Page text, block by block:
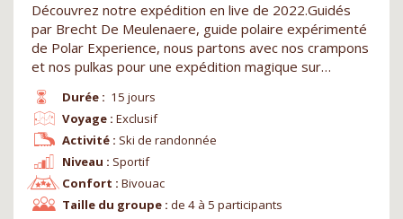
Découvrez notre expédition en live de 2022.Guidés
par Brecht De Meulenaere, guide polaire expérimenté
de Polar Experience, nous partons avec nos crampons
et nos pulkas pour une expédition magique sur…
Durée : 15 jours
Niveau : Sportif
Voyage : Exclusif
Confort : Bivouac
Activité : Ski de randonnée
Taille du groupe : de 4 à 5 participants